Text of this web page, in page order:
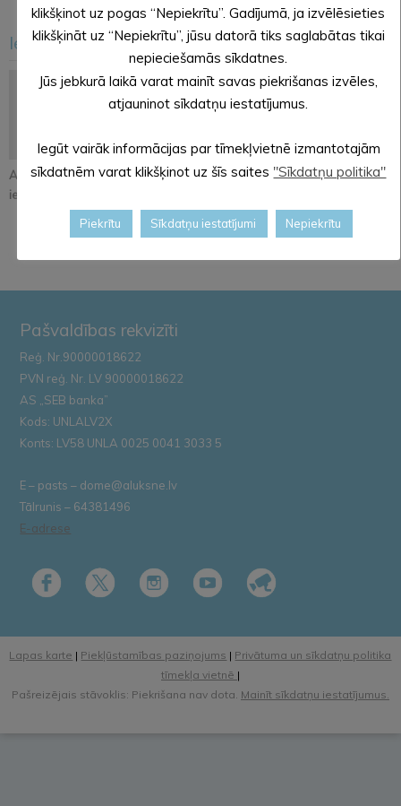
Iesakām arī šo
Atjaunos Melleņkalna
ielas segumu
Pastāsti savas domas
iniciatīvu!
Alūksnē notiks
apmācība
Zemessardze...
Pašvaldības rekvizīti
Reģ. Nr.90000018622
PVN reģ. Nr. LV 90000018622
AS „SEB banka”
Kods: UNLALV2X
Konts: LV58 UNLA 0025 0041 3033 5
E – pasts – dome@aluksne.lv
Tālrunis – 64381496
E-adrese
Lapas karte | Piekļūstamības paziņojums | Privātuma un sīkdatņu politika
tīmekļa vietnē |
Pašreizējais stāvoklis: Piekrišana nav dota. Mainīt sīkdatņu iestatījumus.
klikšķinot uz pogas “Nepiekrītu”. Gadījumā, ja izvēlēsieties
klikšķināt uz “Nepiekrītu”, jūsu datorā tiks saglabātas tikai
nepieciešamās sīkdatnes.
Jūs jebkurā laikā varat mainīt savas piekrišanas izvēles,
atjauninot sīkdatņu iestatījumus.
Iegūt vairāk informācijas par tīmekļvietnē izmantotajām
sīkdatnēm varat klikšķinot uz šīs saites "Sīkdatņu politika"
Piekrītu Sīkdatņu iestatījumi Nepiekrītu